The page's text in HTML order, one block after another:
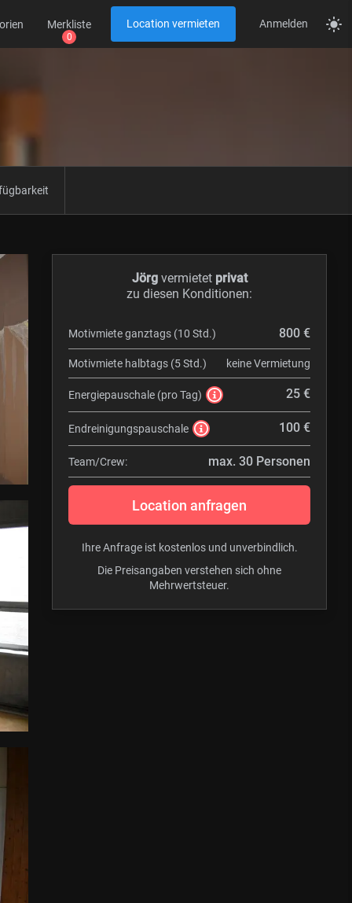
Merkliste Location vermieten Anmelden
Jörgvermietet privat
zu diesen Konditionen:
Motivmiete ganztags (10 Std.) 800 €
Motivmiete halbtags (5 Std.) keine Vermietung
Energiepauschale (pro Tag) 25 €
Endreinigungspauschale 100 €
Team/Crew: max. 30 Personen
Location anfragen
Ihre Anfrage ist kostenlos und unverbindlich.
Die Preisangaben verstehen sich ohne
Mehrwertsteuer.